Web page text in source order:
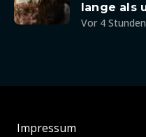
lange als
Vor 4 Stunden
Impressum